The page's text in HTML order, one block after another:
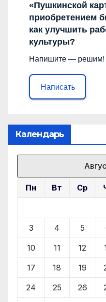
«Пушкинской
приобретением
как улучшить
культуры?
Напишите — решим!
Написать
Календарь
Пн Вт Ср
3 4 5
10 11 12
17 18 19
24 25 26